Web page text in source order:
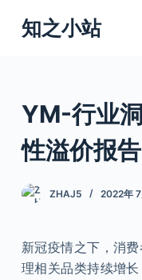
跳
过
知之小站
YM-行业
性溢价报
ZHAJ5 2022年
新冠疫情之下，消
理相关品类持续增